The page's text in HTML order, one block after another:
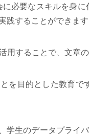
必要なスキルを身
することができます
することで、文章
を目的とした教育
生のデータプラ